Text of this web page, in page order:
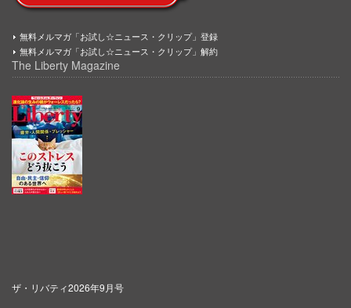
無料メルマガ「お試し☆ニュース・クリップ」登録
無料メルマガ「お試し☆ニュース・クリップ」解約
The Liberty Magazine
ザ・リバティ2026年9月号